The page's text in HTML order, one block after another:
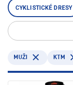
CYKLISTICKÉ DRESY
MUŽI KTM